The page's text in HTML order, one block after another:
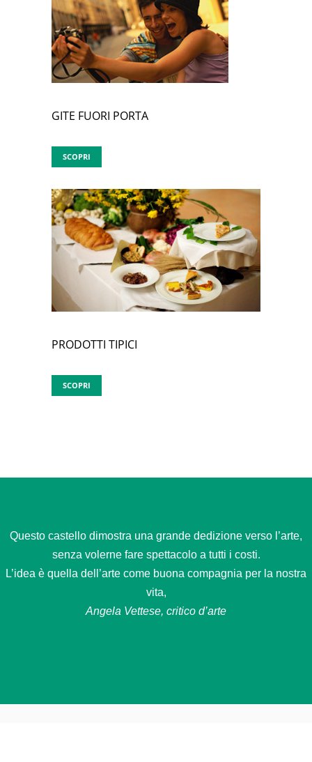
GITE FUORI PORTA
SCOPRI
PRODOTTI TIPICI
SCOPRI
Questo castello dimostra una grande dedizione verso l’arte,
senza volerne fare spettacolo a tutti i costi.
L’idea è quella dell’arte come buona compagnia per la nostra
vita,
Angela Vettese, critico d’arte